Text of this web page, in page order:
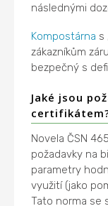
následnými
Kompostárna s
zákazníkům
bezpečný s
Jaké jsou
Novela ČSN
požadavky na
parametry
využití (jako
Tato norma se